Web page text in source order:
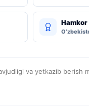
Hamkor
va yetkazib berish